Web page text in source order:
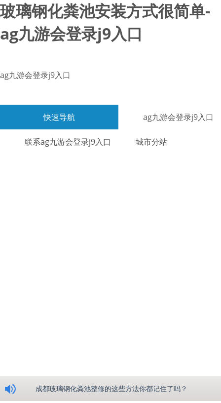
玻璃钢化粪池安装方式很简单-
ag九游会登录j9入口
ag九游会登录j9入口
快速导航 ag九游会登录j9入口
联系ag九游会登录j9入口 城市分站
成都玻璃钢化粪池整修的这些方法你都记住了吗？